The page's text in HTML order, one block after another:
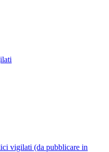
vigilati (da pubblicare in